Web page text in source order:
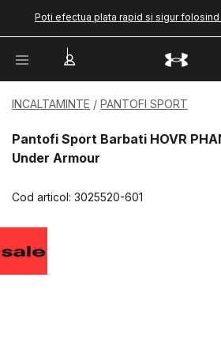
Poti efectua plata rapid si sigur
INCALTAMINTE PANTOFI SPORT
Pantofi Sport Barbati HOVR
Under Armour
Cod articol: 3025520-601